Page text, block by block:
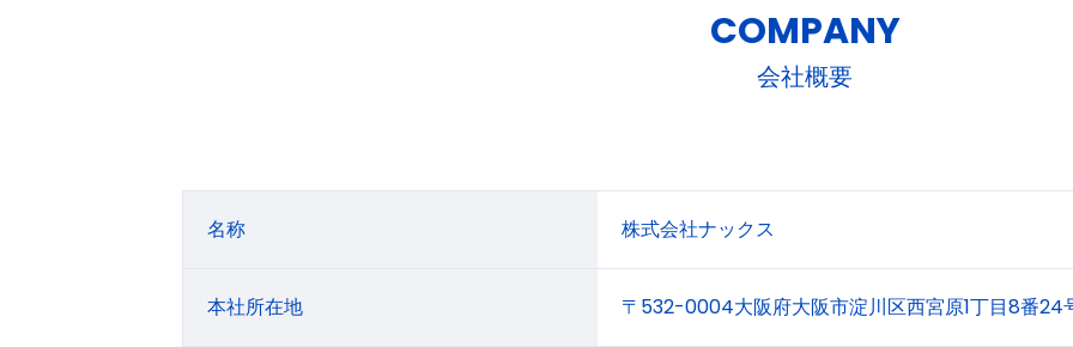
COMPANY
会社概要
名称 株式会社ナックス
本社所在地 〒532-0004大阪府大阪市淀川区西宮原1丁目8番24